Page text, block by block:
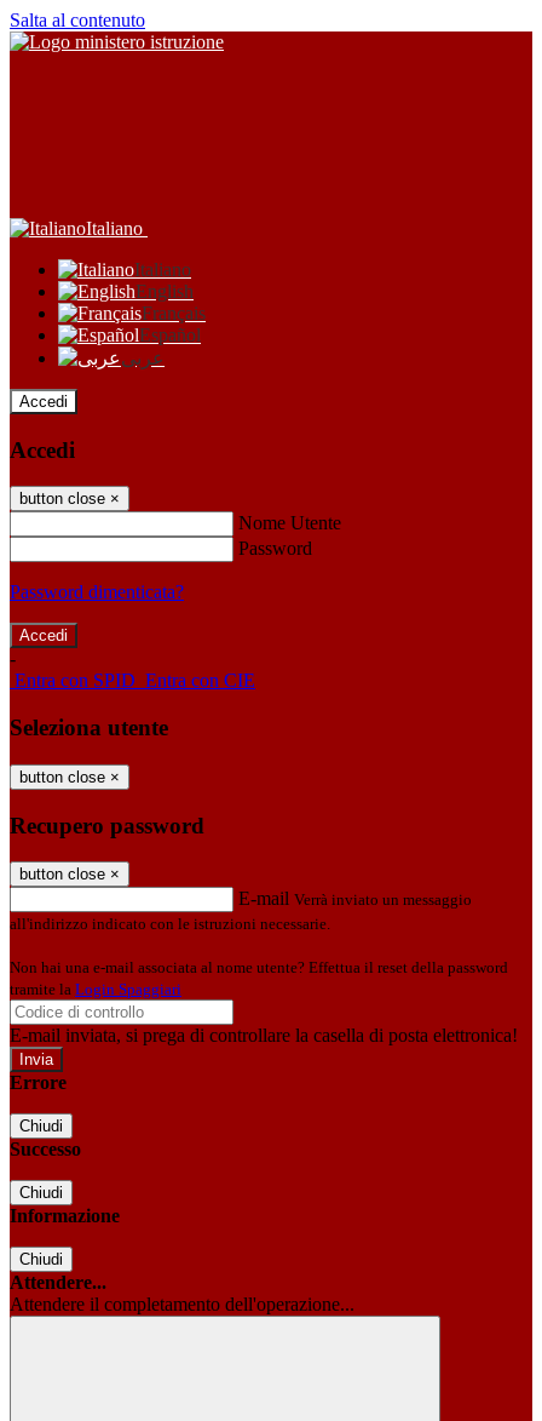
Salta al contenuto
Italiano
Italiano
English
Français
Español
عربى
Accedi
Accedi
button close ×
Nome Utente
Password
Password dimenticata?
-
Entra con SPID Entra con CIE
Seleziona utente
button close ×
Recupero password
button close ×
E-mail Verrà inviato un messaggio
all'indirizzo indicato con le istruzioni necessarie.
Non hai una e-mail associata al nome utente? Effettua il reset della password
tramite la Login Spaggiari
E-mail inviata, si prega di controllare la casella di posta elettronica!
Errore
Chiudi
Successo
Chiudi
Informazione
Chiudi
Attendere...
Attendere il completamento dell'operazione...